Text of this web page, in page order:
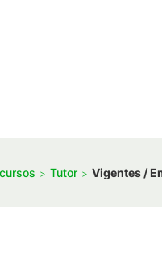
Tutor Vigentes /